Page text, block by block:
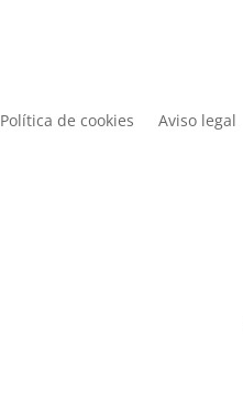
Política de cookies Aviso legal